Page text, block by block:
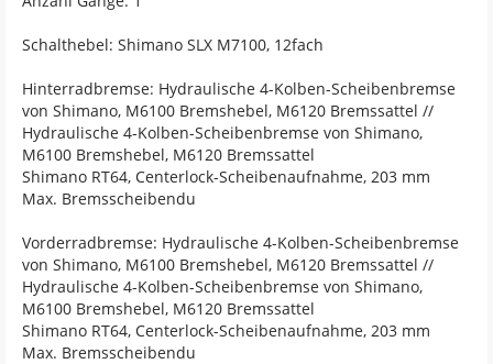
Schalthebel: Shimano SLX M7100, 12fach
Hinterradbremse: Hydraulische 4-Kolben-Scheibenbremse
von Shimano, M6100 Bremshebel, M6120 Bremssattel //
Hydraulische 4-Kolben-Scheibenbremse von Shimano,
M6100 Bremshebel, M6120 Bremssattel
Shimano RT64, Centerlock-Scheibenaufnahme, 203 mm
Max. Bremsscheibendu
Vorderradbremse: Hydraulische 4-Kolben-Scheibenbremse
von Shimano, M6100 Bremshebel, M6120 Bremssattel //
Hydraulische 4-Kolben-Scheibenbremse von Shimano,
M6100 Bremshebel, M6120 Bremssattel
Shimano RT64, Centerlock-Scheibenaufnahme, 203 mm
Max. Bremsscheibendu